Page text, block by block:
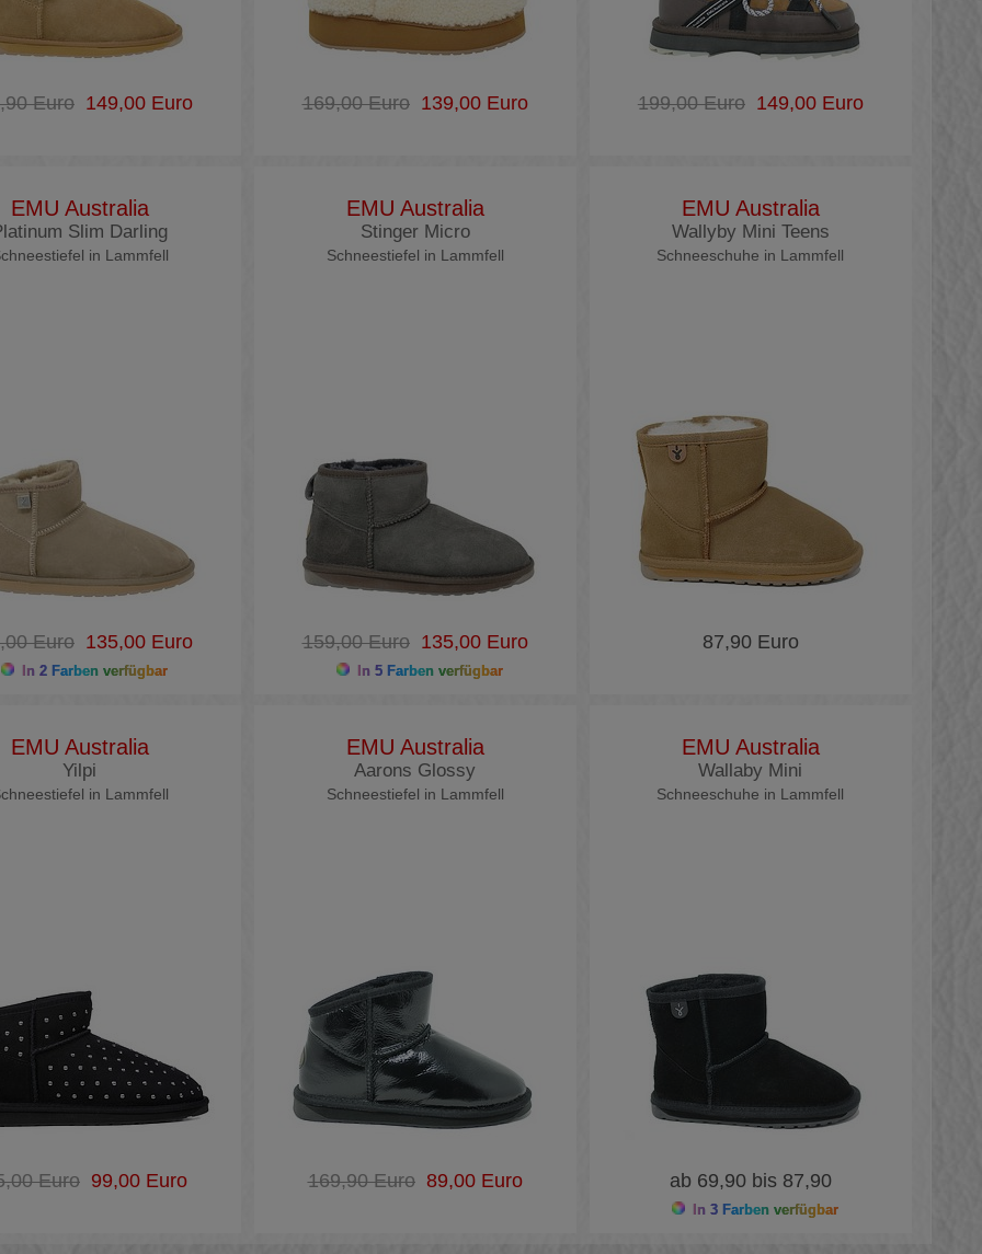
Euro149,00 Euro 169,00 Euro139,00 Euro 199,00 Euro149,00 Euro
EMU Australia
Slim Darling
in Lammfell
Euro135,00 Euro
In 2 Farben verfügbar
EMU Australia
Stinger Micro
Schneestiefel in Lammfell
159,00 Euro135,00 Euro
In 5 Farben verfügbar
EMU Australia
Wallyby Mini Teens
Schneeschuhe in Lammfell
87,90 Euro
EMU Australia
Yilpi
in Lammfell
Euro99,00 Euro
EMU Australia
Aarons Glossy
Schneestiefel in Lammfell
169,90 Euro89,00 Euro
EMU Australia
Wallaby Mini
Schneeschuhe in Lammfell
ab 69,90 bis 87,90
In 3 Farben verfügbar